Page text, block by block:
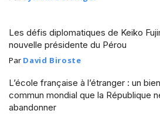
Les défis diplomatiques de Keiko
nouvelle présidente du Pérou
Par David Biroste
L’école française à l’étranger : un bien
commun mondial que la République
abandonner